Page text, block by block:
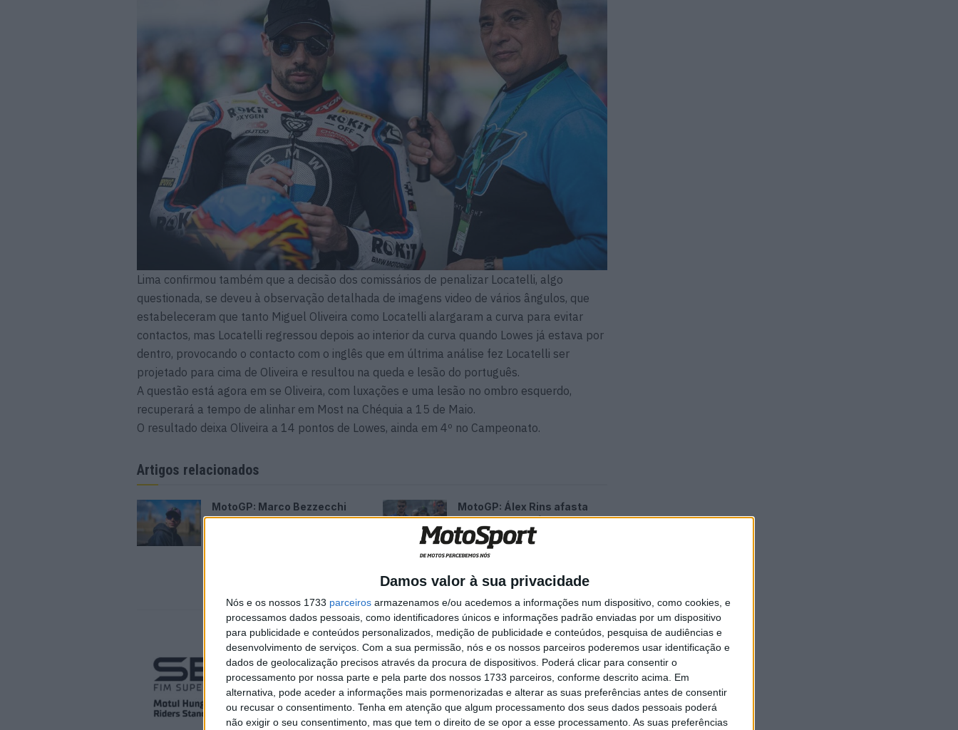
Damos valor à sua privacidade
Nós e os nossos 1733 parceiros armazenamos e/ou acedemos a informações num dispositivo, como cookies, e
processamos dados pessoais, como identificadores únicos e informações padrão enviadas por um dispositivo
para publicidade e conteúdos personalizados, medição de publicidade e conteúdos, pesquisa de audiências e
desenvolvimento de serviços. Com a sua permissão, nós e os nossos parceiros poderemos usar identificação e
dados de geolocalização precisos através da procura de dispositivos. Poderá clicar para consentir o
processamento por nossa parte e pela parte dos nossos 1733 parceiros, conforme descrito acima. Em
alternativa, pode aceder a informações mais pormenorizadas e alterar as suas preferências antes de consentir
ou recusar o consentimento. Tenha em atenção que algum processamento dos seus dados pessoais poderá
não exigir o seu consentimento, mas que tem o direito de se opor a esse processamento. As suas preferências
Lima confirmou também que a decisão dos comissários de penalizar Locatelli, algo
questionada, se deveu à observação detalhada de imagens video de vários ângulos, que
estabeleceram que tanto Miguel Oliveira como Locatelli alargaram a curva para evitar
contactos, mas Locatelli regressou depois ao interior da curva quando Lowes já estava por
dentro, provocando o contacto com o inglês que em últrima análise fez Locatelli ser
projetado para cima de Oliveira e resultou na queda e lesão do português.
A questão está agora em se Oliveira, com luxações e uma lesão no ombro esquerdo,
recuperará a tempo de alinhar em Most na Chéquia a 15 de Maio.
O resultado deixa Oliveira a 14 pontos de Lowes, ainda em 4º no Campeonato.
Artigos relacionados
MotoGP: Marco Bezzecchi
recebe luz verde para correr
MotoGP: Álex Rins afasta
pressa sobre o futuro ‘Há
várias opções em cima da
mesa’